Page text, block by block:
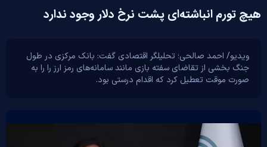
هیچ تورم انباشته‌ای پشت نرخ دلار وجود ندارد
ویدیو/ احمد صالحی؛ تحلیلگر اقتصادی گفت: بانک مرکزی در طول
جنگ بخشی از تقاضای سفته بازی مانند سامانه‌های رمز ارز را را به
صورت موقت تعطیل کرد که اقدام درستی بود.